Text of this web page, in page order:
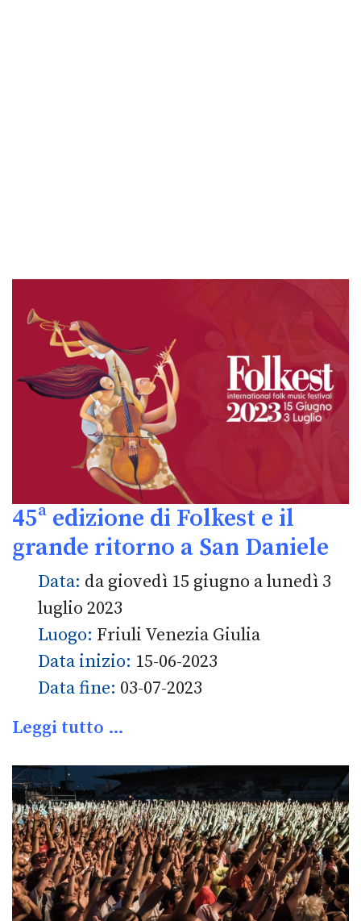
45ª edizione di Folkest e il
grande ritorno a San Daniele
Data: da giovedì 15 giugno a lunedì 3
luglio 2023
Luogo: Friuli Venezia Giulia
Data inizio: 15-06-2023
Data fine: 03-07-2023
Leggi tutto …